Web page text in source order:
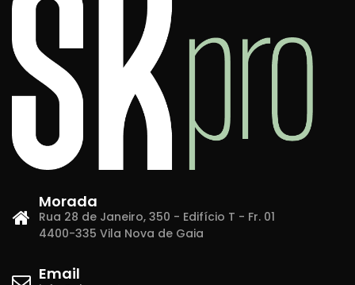
Morada
Rua 28 de Janeiro, 350 - Edifício T - Fr. 01
4400-335 Vila Nova de Gaia
Email